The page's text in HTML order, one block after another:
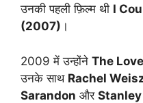
उनकी पहली फ़िल्म थी I
(2007) ।
2009 में उन्होंने The
उनके साथ Rachel
Sarandon और